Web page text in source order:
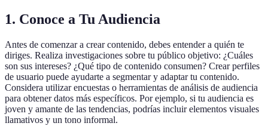
1. Conoce a Tu Audiencia
Antes de comenzar a crear contenido, debes entender a quién te
diriges. Realiza investigaciones sobre tu público objetivo: ¿Cuáles
son sus intereses? ¿Qué tipo de contenido consumen? Crear perfiles
de usuario puede ayudarte a segmentar y adaptar tu contenido.
Considera utilizar encuestas o herramientas de análisis de audiencia
para obtener datos más específicos. Por ejemplo, si tu audiencia es
joven y amante de las tendencias, podrías incluir elementos visuales
llamativos y un tono informal.